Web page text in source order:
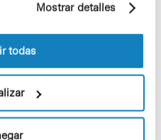
puede consultar
web.
Mostrar detalles
todas